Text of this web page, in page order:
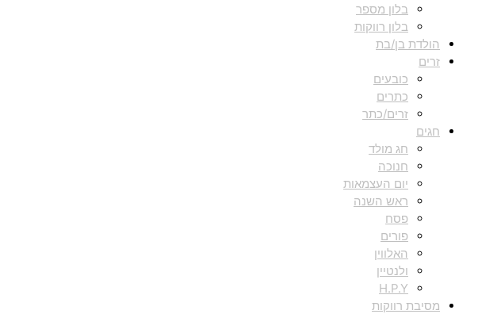
בלון מספר
בלון רווקות
הולדת בן/בת
זרים
כובעים
כתרים
זרים/כתר
חגים
חג מולד
חנוכה
יום העצמאות
ראש השנה
פסח
פורים
האלווין
ולנטיין
H.P.Y
מסיבת רווקות